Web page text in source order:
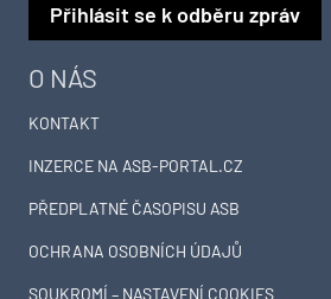
O NÁS
KONTAKT
INZERCE NA ASB-PORTAL.CZ
PŘEDPLATNÉ ČASOPISU ASB
OCHRANA OSOBNÍCH ÚDAJŮ
SOUKROMÍ – NASTAVENÍ COOKIES
Přihlásit se k odběru zpráv